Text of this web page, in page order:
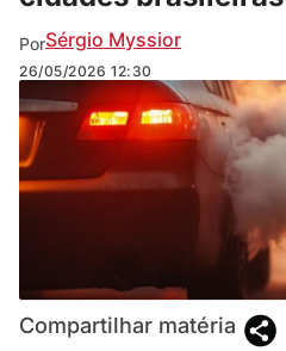
PorSérgio Myssior
26/05/2026 12:30
Compartilhar matéria